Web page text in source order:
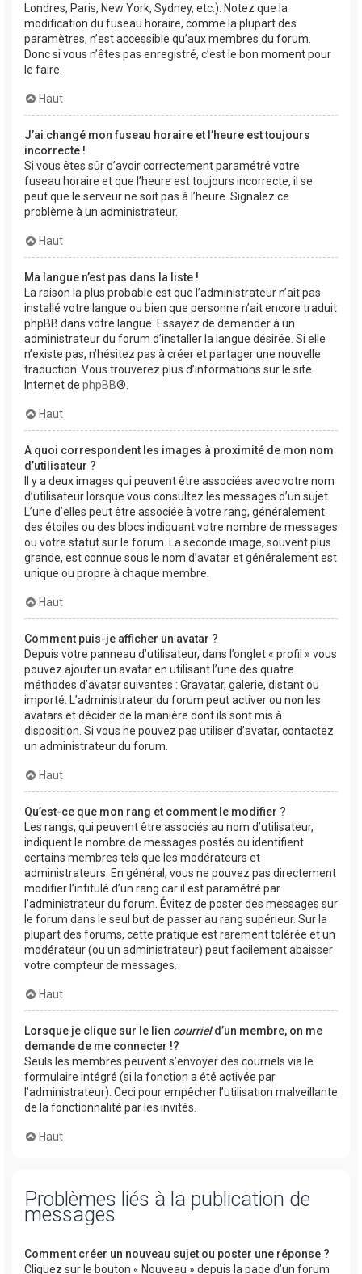
Londres, Paris, New York, Sydney, etc.). Notez que la
modification du fuseau horaire, comme la plupart des
paramètres, n’est accessible qu’aux membres du forum.
Donc si vous n’êtes pas enregistré, c’est le bon moment pour
le faire.
Haut
J’ai changé mon fuseau horaire et l’heure est toujours
incorrecte !
Si vous êtes sûr d’avoir correctement paramétré votre
fuseau horaire et que l’heure est toujours incorrecte, il se
peut que le serveur ne soit pas à l’heure. Signalez ce
problème à un administrateur.
Haut
Ma langue n’est pas dans la liste !
La raison la plus probable est que l’administrateur n’ait pas
installé votre langue ou bien que personne n’ait encore traduit
phpBB dans votre langue. Essayez de demander à un
administrateur du forum d’installer la langue désirée. Si elle
n’existe pas, n’hésitez pas à créer et partager une nouvelle
traduction. Vous trouverez plus d’informations sur le site
Internet de phpBB®.
Haut
A quoi correspondent les images à proximité de mon nom
d’utilisateur ?
Il y a deux images qui peuvent être associées avec votre nom
d’utilisateur lorsque vous consultez les messages d’un sujet.
L’une d’elles peut être associée à votre rang, généralement
des étoiles ou des blocs indiquant votre nombre de messages
ou votre statut sur le forum. La seconde image, souvent plus
grande, est connue sous le nom d’avatar et généralement est
unique ou propre à chaque membre.
Haut
Comment puis-je afficher un avatar ?
Depuis votre panneau d’utilisateur, dans l’onglet « profil » vous
pouvez ajouter un avatar en utilisant l’une des quatre
méthodes d’avatar suivantes : Gravatar, galerie, distant ou
importé. L’administrateur du forum peut activer ou non les
avatars et décider de la manière dont ils sont mis à
disposition. Si vous ne pouvez pas utiliser d’avatar, contactez
un administrateur du forum.
Haut
Qu’est-ce que mon rang et comment le modifier ?
Les rangs, qui peuvent être associés au nom d’utilisateur,
indiquent le nombre de messages postés ou identifient
certains membres tels que les modérateurs et
administrateurs. En général, vous ne pouvez pas directement
modifier l’intitulé d’un rang car il est paramétré par
l’administrateur du forum. Évitez de poster des messages sur
le forum dans le seul but de passer au rang supérieur. Sur la
plupart des forums, cette pratique est rarement tolérée et un
modérateur (ou un administrateur) peut facilement abaisser
votre compteur de messages.
Haut
Lorsque je clique sur le lien courrield’un membre, on me
demande de me connecter !?
Seuls les membres peuvent s’envoyer des courriels via le
formulaire intégré (si la fonction a été activée par
l’administrateur). Ceci pour empêcher l’utilisation malveillante
de la fonctionnalité par les invités.
Haut
Problèmes liés à la publication de
messages
Comment créer un nouveau sujet ou poster une réponse ?
Cliquez sur le bouton « Nouveau » depuis la page d’un forum